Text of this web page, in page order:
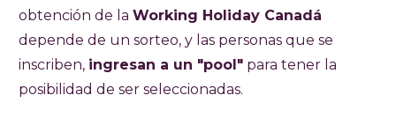
obtención de la Working Holiday Canadá
depende de un sorteo, y las personas que se
inscriben, ingresan a un "pool" para tener la
posibilidad de ser seleccionadas.